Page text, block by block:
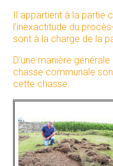
Il appartient à la partie
l’inexactitude du
sont à la charge de la
D’une manière
chasse communale
cette chasse.